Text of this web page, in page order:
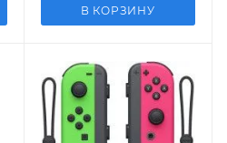
В КОРЗИНУ